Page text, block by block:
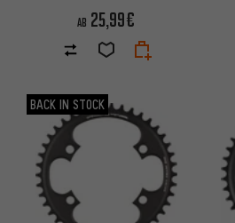
AB 25,99€
BACK IN STOCK